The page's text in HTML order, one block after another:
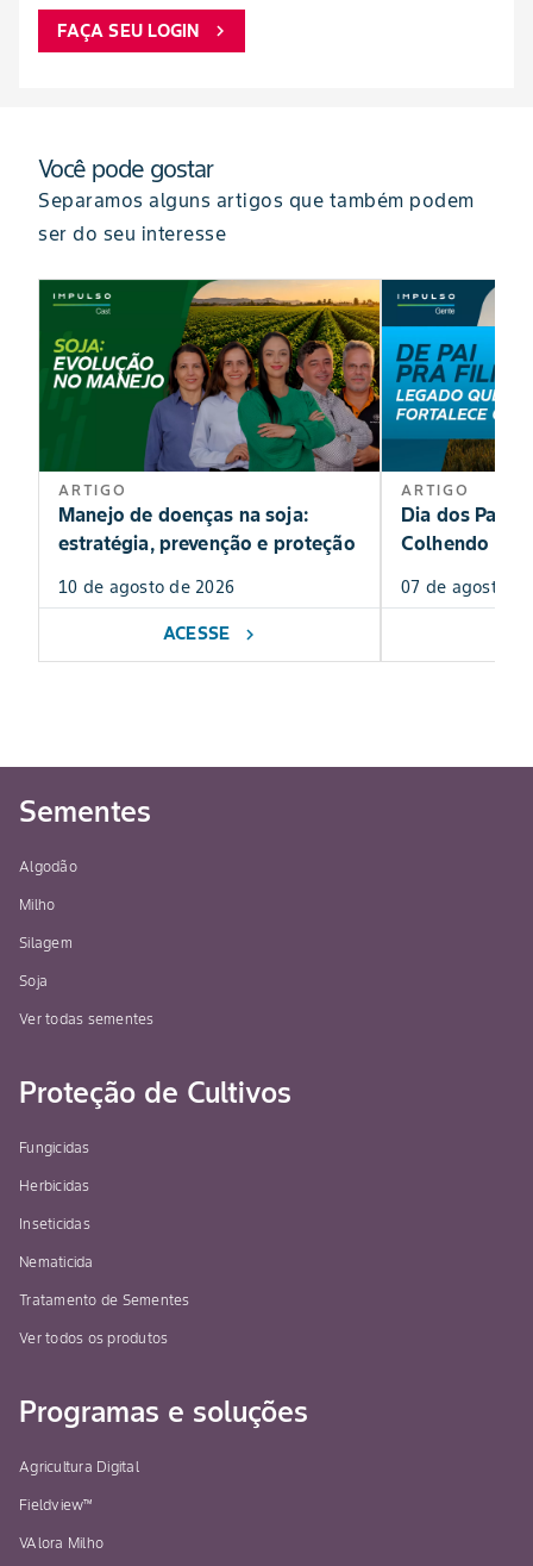
FAÇA SEU LOGIN chevron_right
Você pode gostar
Separamos alguns artigos que também podem
ser do seu interesse
ARTIGO
Manejo de doenças na soja:
estratégia, prevenção e proteção
10 de agosto de 2026
ACESSE chevron_right
ARTIGO
Dia dos Pais:
Colhendo
07 de agosto
Sementes
Algodão
Milho
Silagem
Soja
Ver todas sementes
Proteção de Cultivos
Fungicidas
Herbicidas
Inseticidas
Nematicida
Tratamento de Sementes
Ver todos os produtos
Programas e soluções
Agricultura Digital
Fieldview™
VAlora Milho